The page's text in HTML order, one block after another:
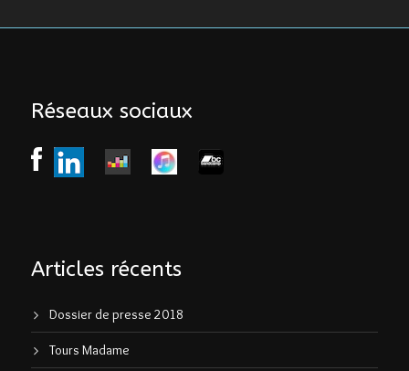
Réseaux sociaux
Articles récents
Dossier de presse 2018
Tours Madame